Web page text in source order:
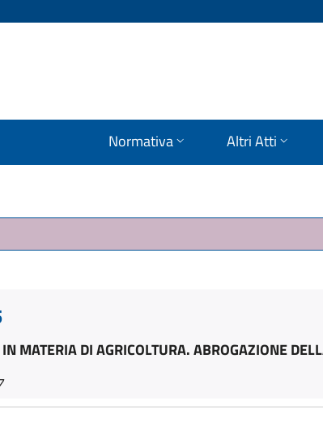
Normativa Altri Atti
MATERIA DI AGRICOLTURA. ABROGAZIONE